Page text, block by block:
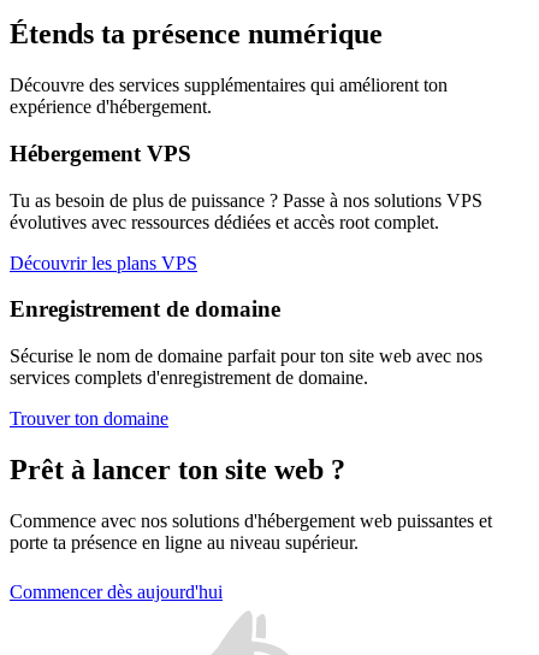
Étends ta présence numérique
Découvre des services supplémentaires qui améliorent ton
expérience d'hébergement.
Hébergement VPS
Tu as besoin de plus de puissance ? Passe à nos solutions VPS
évolutives avec ressources dédiées et accès root complet.
Découvrir les plans VPS
Enregistrement de domaine
Sécurise le nom de domaine parfait pour ton site web avec nos
services complets d'enregistrement de domaine.
Trouver ton domaine
Prêt à lancer ton site web ?
Commence avec nos solutions d'hébergement web puissantes et
porte ta présence en ligne au niveau supérieur.
Commencer dès aujourd'hui